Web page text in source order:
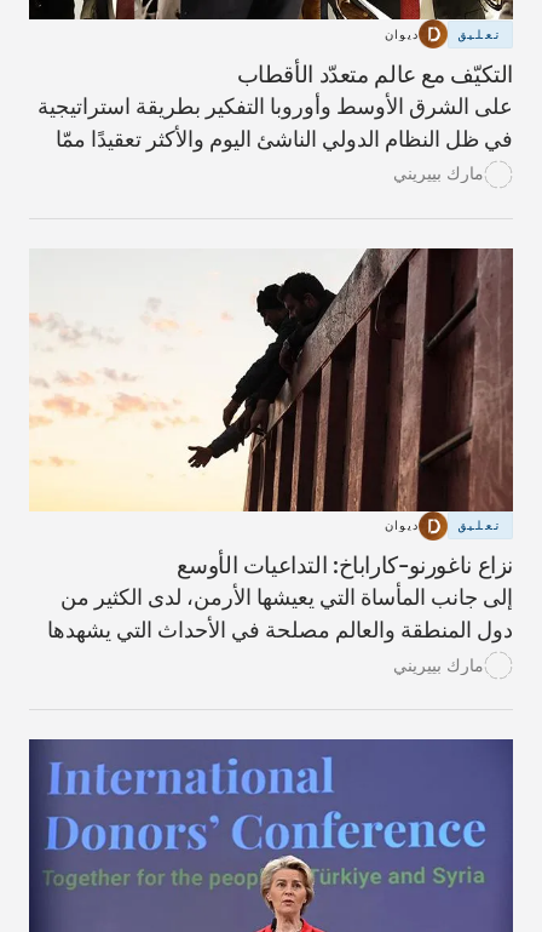
تعليق ديوان
التكيّف مع عالم متعدّد الأقطاب
على الشرق الأوسط وأوروبا التفكير بطريقة استراتيجية
في ظل النظام الدولي الناشئ اليوم والأكثر تعقيدًا ممّا
سبق.مارك بييريني
تعليق ديوان
نزاع ناغورنو-كاراباخ: التداعيات الأوسع
إلى جانب المأساة التي يعيشها الأرمن، لدى الكثير من
دول المنطقة والعالم مصلحة في الأحداث التي يشهدها
الإقليم.مارك بييريني